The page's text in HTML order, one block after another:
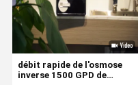
Maison Produits
débit rapide de l'osmose
inverse 1500 GPD de